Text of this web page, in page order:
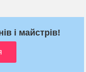
і майстрів!